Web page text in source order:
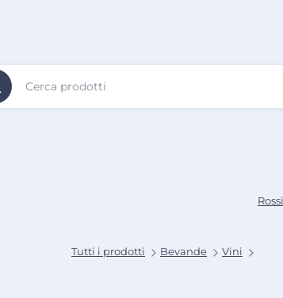
Tutti i prodotti Bevande Vini
Rossi